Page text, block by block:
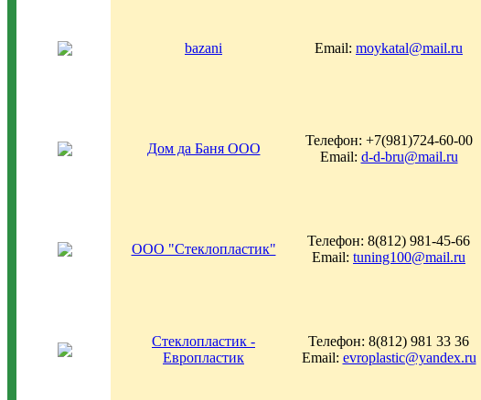
bazani Email: moykatal@mail.ru
Дом да Баня ООО
Телефон: +7(981)724-60-00
Email: d-d-bru@mail.ru
ООО "Стеклопластик"
Телефон: 8(812) 981-45-66
Email: tuning100@mail.ru
Стеклопластик -
Европластик
Телефон: 8(812) 981 33 36
Email: evroplastic@yandex.ru